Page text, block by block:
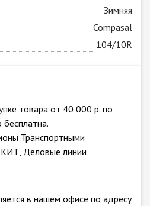
Зимняя
Compasal
104/10R
товара от 40 000 р. по
Транспортными
Деловые линии
в нашем офисе по адресу